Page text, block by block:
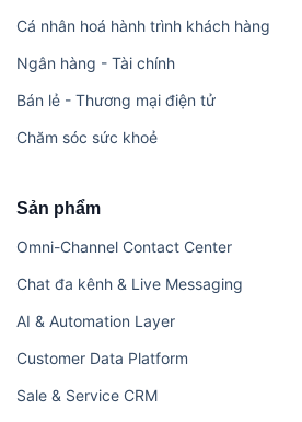
Cá nhân hoá hành trình khách hàng
Ngân hàng - Tài chính
Bán lẻ - Thương mại điện tử
Chăm sóc sức khoẻ
Sản phẩm
Omni-Channel Contact Center
Chat đa kênh & Live Messaging
AI & Automation Layer
Customer Data Platform
Sale & Service CRM